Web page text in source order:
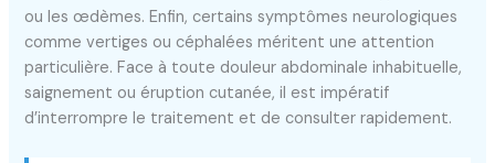
ou les œdèmes. Enfin, certains symptômes neurologiques
comme vertiges ou céphalées méritent une attention
particulière. Face à toute douleur abdominale inhabituelle,
saignement ou éruption cutanée, il est impératif
d’interrompre le traitement et de consulter rapidement.